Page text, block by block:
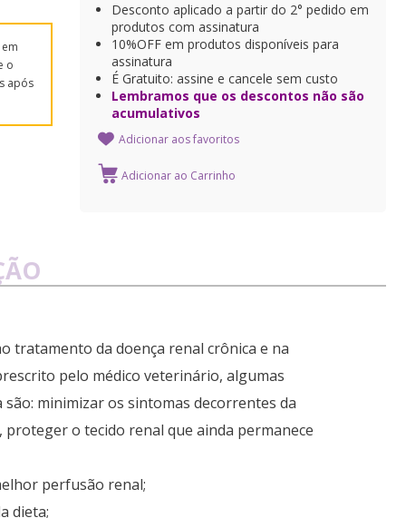
o
após
Desconto aplicado a partir do 2° pedido em
produtos com assinatura
10%OFF em produtos disponíveis para
assinatura
É Gratuito: assine e cancele sem custo
Lembramos que os descontos não são
acumulativos
Adicionar aos favoritos
tratamento da doença renal crônica e na
pelo médico veterinário, algumas
minimizar os sintomas decorrentes da
o tecido renal que ainda permanece
perfusão renal;
dieta;